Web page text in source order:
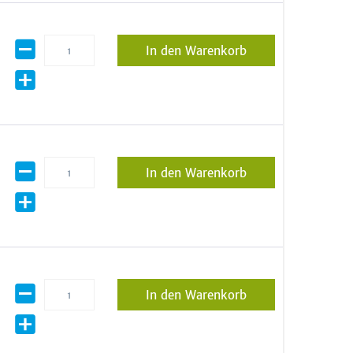
In den Warenkorb
In den Warenkorb
In den Warenkorb